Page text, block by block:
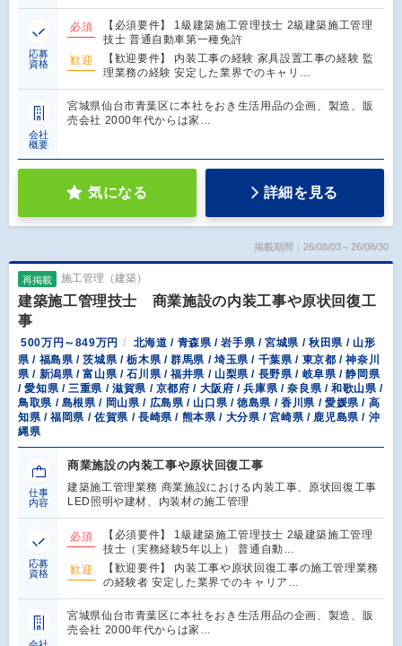
応募
資格
必須
【必須要件】 1級建築施工管理技士 2級建築施工管理
技士 普通自動車第一種免許
歓迎
【歓迎要件】 内装工事の経験 家具設置工事の経験 監
理業務の経験 安定した業界でのキャリ…
会社
概要
宮城県仙台市青葉区に本社をおき生活用品の企画、製造、販
売会社 2000年代からは家…
気になる 詳細を見る
掲載期間：26/08/03～26/08/30
再掲載 施工管理（建築）
建築施工管理技士 商業施設の内装工事や原状回復工
事
500万円～849万円
北海道 / 青森県 / 岩手県 / 宮城県 / 秋田県 / 山形
県 / 福島県 / 茨城県 / 栃木県 / 群馬県 / 埼玉県 / 千葉県 / 東京都 / 神奈川
県 / 新潟県 / 富山県 / 石川県 / 福井県 / 山梨県 / 長野県 / 岐阜県 / 静岡県
/ 愛知県 / 三重県 / 滋賀県 / 京都府 / 大阪府 / 兵庫県 / 奈良県 / 和歌山県 /
鳥取県 / 島根県 / 岡山県 / 広島県 / 山口県 / 徳島県 / 香川県 / 愛媛県 / 高
知県 / 福岡県 / 佐賀県 / 長崎県 / 熊本県 / 大分県 / 宮崎県 / 鹿児島県 / 沖
縄県
仕事
内容
商業施設の内装工事や原状回復工事
建築施工管理業務 商業施設における内装工事、原状回復工事
LED照明や建材、内装材の施工管理
応募
資格
必須
【必須要件】 1級建築施工管理技士 2級建築施工管理
技士（実務経験5年以上） 普通自動…
歓迎
【歓迎要件】 内装工事や原状回復工事の施工管理業務
の経験者 安定した業界でのキャリア…
宮城県仙台市青葉区に本社をおき生活用品の企画、製造、販
売会社 2000年代からは家…